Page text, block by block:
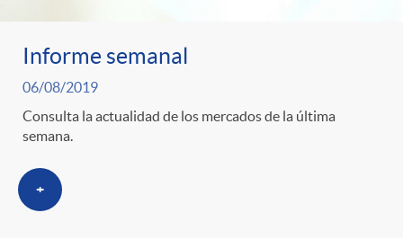
Informe semanal
06/08/2019
Consulta la actualidad de los mercados de la última
semana.
+